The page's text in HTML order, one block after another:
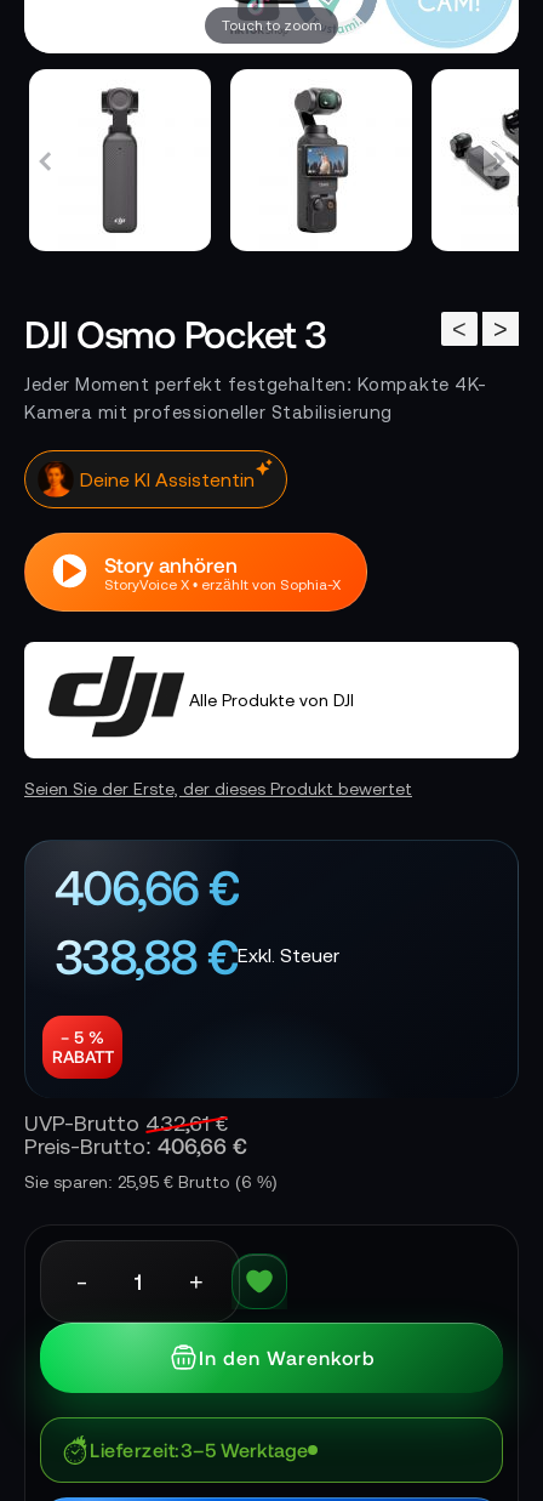
Touch to zoom
>
<
DJI Osmo Pocket 3
Jeder Moment perfekt festgehalten: Kompakte 4K-
Kamera mit professioneller Stabilisierung
Klicke hier. Ich antworte sofort
Story anhören
StoryVoice X • erzählt von Sophia-X
Alle Produkte von DJI
Seien Sie der Erste, der dieses Produkt bewertet
406,66 €
338,88 €
− 5 %
RABATT
UVP-Brutto 432,61 €
Preis-Brutto: 406,66 €
Sie sparen: 25,95 € Brutto (6 %)
- +
In den Warenkorb
Lieferzeit 3–5 Werktage